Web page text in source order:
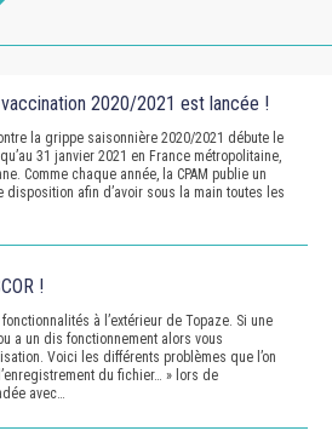
2020/2021 est lancée !
la grippe saisonnière 2020/2021 débute le
31 janvier 2021 en France métropolitaine,
Comme chaque année, la CPAM publie un
disposition afin d’avoir sous la main toutes les
!
à l’extérieur de Topaze. Si une
a un dis fonctionnement alors vous
Voici les différents problèmes que l’on
du fichier… » lors de
avec…